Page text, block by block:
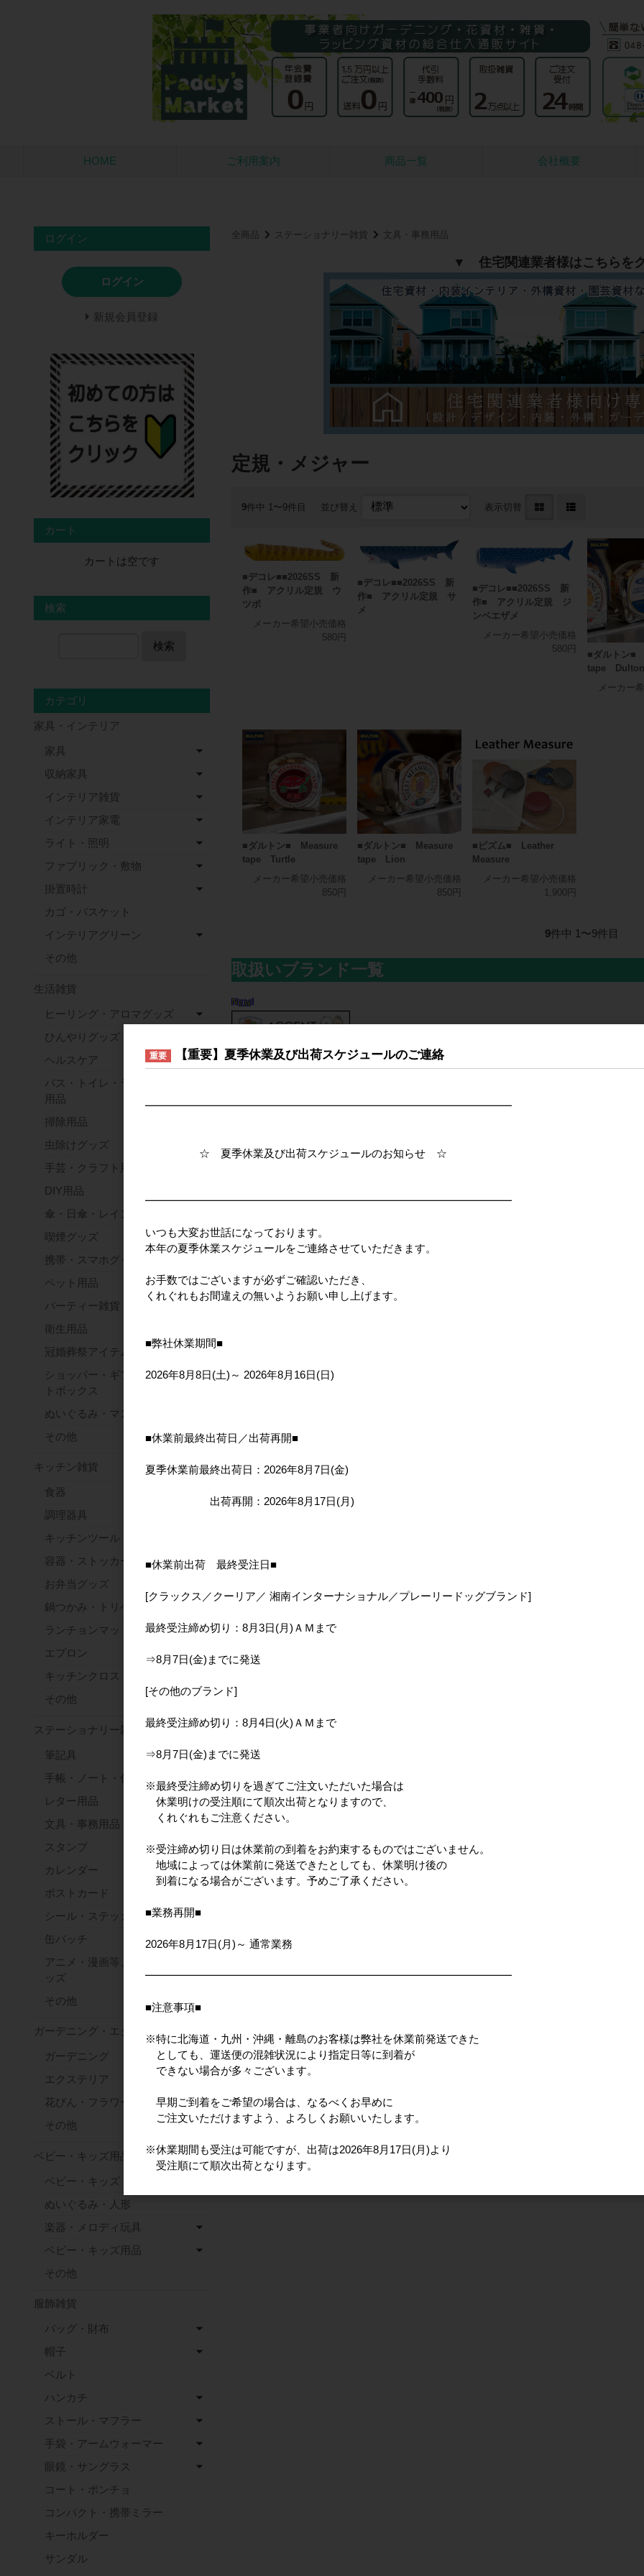
HOME ご利用案内 商品一覧 会社概要
全商品 ステーショナリー雑貨 文具・事務用品
▼ 住宅関連業者様はこちらを
定規・メジャー
9件中 1〜9件目 並び替え 表示切替
■デコレ■■2026SS 新
作■ アクリル定規 ウ
ツボ
メーカー希望小売価格
580円
■デコレ■■2026SS 新
作■ アクリル定規 サ
メ
■デコレ■■2026SS 新
作■ アクリル定規 ジ
ンベエザメ
メーカー希望小売価格
580円
■ダルトン■
tape Dulton
メーカー
■ダルトン■ Measure
tape Turtle
メーカー希望小売価格
850円
■ダルトン■ Measure
tape Lion
メーカー希望小売価格
850円
■ピズム■ Leather
Measure
メーカー希望小売価格
1,900円
9件中 1〜9件目
取扱いブランド一覧
おすすめ商品
ア)■■2026AW 新作■
タイルシール カクレモ
モジリA
メーカー希望小売価格
500円
ログイン
ログイン
新規会員登録
カート
カートは空です
検索
検索
カテゴリ
家具・インテリア
家具
収納家具
インテリア雑貨
インテリア家電
ライト・照明
ファブリック・敷物
掛置時計
カゴ・バスケット
インテリアグリーン
その他
生活雑貨
ヒーリング・アロマグッズ
ひんやりグッズ
ヘルスケア
バス・トイレ・ランドリー
用品
掃除用品
虫除けグッズ
手芸・クラフト用品
DIY用品
傘・日傘・レイングッズ
喫煙グッズ
携帯・スマホグッズ
ペット用品
パーティー雑貨
衛生用品
冠婚葬祭アイテム
ショッパー・ギフトバッグ・ギフ
トボックス
ぬいぐるみ・マスコット
その他
キッチン雑貨
食器
調理器具
キッチンツール
容器・ストッカー
お弁当グッズ
鍋つかみ・トリベット
ランチョンマット・コースター
エプロン
キッチンクロス・ふきん
その他
ステーショナリー雑貨
筆記具
手帳・ノート・付箋
レター用品
文具・事務用品
スタンプ
カレンダー
ポストカード
シール・ステッカー
缶バッチ
アニメ・漫画等、キャラクターグ
ッズ
その他
ガーデニング・エクステリア
ガーデニング
エクステリア
花びん・フラワースタンド
その他
ベビー・キッズ用品
ベビー・キッズ・知育玩具
ぬいぐるみ・人形
楽器・メロディ玩具
ベビー・キッズ用品
その他
服飾雑貨
バッグ・財布
帽子
ベルト
ハンカチ
ストール・マフラー
手袋・アームウォーマー
眼鏡・サングラス
コート・ポンチョ
コンパクト・携帯ミラー
キーホルダー
サンダル
重要 【重要】夏季休業及び出荷スケジュールのご連絡
━━━━━━━━━━━━━━━━━━━━━━━━━━━━━━━━━━
☆ 夏季休業及び出荷スケジュールのお知らせ ☆
━━━━━━━━━━━━━━━━━━━━━━━━━━━━━━━━━━
いつも大変お世話になっております。
本年の夏季休業スケジュールをご連絡させていただきます。
お手数ではございますが必ずご確認いただき、
くれぐれもお間違えの無いようお願い申し上げます。
■弊社休業期間■
2026年8月8日(土)～ 2026年8月16日(日)
■休業前最終出荷日／出荷再開■
夏季休業前最終出荷日：2026年8月7日(金)
出荷再開：2026年8月17日(月)
■休業前出荷 最終受注日■
[クラックス／クーリア／ 湘南インターナショナル／プレーリードッグブランド]
最終受注締め切り：8月3日(月)ＡＭまで
⇒8月7日(金)までに発送
[その他のブランド]
最終受注締め切り：8月4日(火)ＡＭまで
⇒8月7日(金)までに発送
※最終受注締め切りを過ぎてご注文いただいた場合は
休業明けの受注順にて順次出荷となりますので、
くれぐれもご注意ください。
※受注締め切り日は休業前の到着をお約束するものではございません。
地域によっては休業前に発送できたとしても、休業明け後の
到着になる場合がございます。予めご了承ください。
■業務再開■
2026年8月17日(月)～ 通常業務
━━━━━━━━━━━━━━━━━━━━━━━━━━━━━━━━━━
■注意事項■
※特に北海道・九州・沖縄・離島のお客様は弊社を休業前発送できた
としても、運送便の混雑状況により指定日等に到着が
できない場合が多々ございます。
早期ご到着をご希望の場合は、なるべくお早めに
ご注文いただけますよう、よろしくお願いいたします。
※休業期間も受注は可能ですが、出荷は2026年8月17日(月)より
受注順にて順次出荷となります。